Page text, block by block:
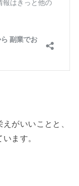
がいいことと、
ます。